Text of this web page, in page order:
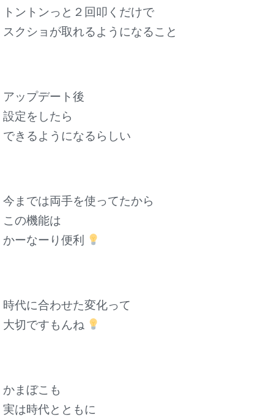
トントンっと２回叩くだけで
スクショが取れるようになること
アップデート後
設定をしたら
できるようになるらしい
今までは両手を使ってたから
この機能は
かーなーり便利
時代に合わせた変化って
大切ですもんね
かまぼこも
実は時代とともに